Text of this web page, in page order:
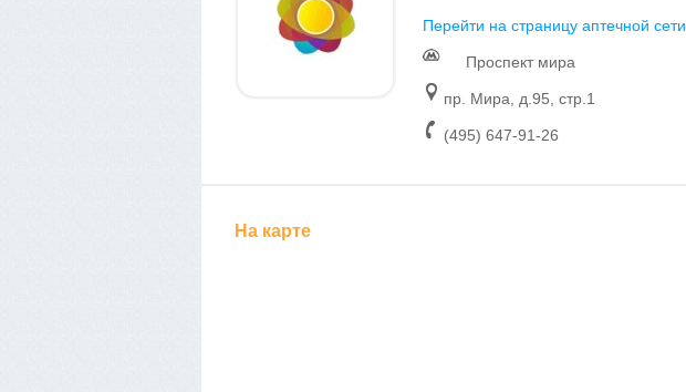
Перейти на страницу аптечной сети
Проспект мира
пр. Мира, д.95, стр.1
(495) 647-91-26
На карте